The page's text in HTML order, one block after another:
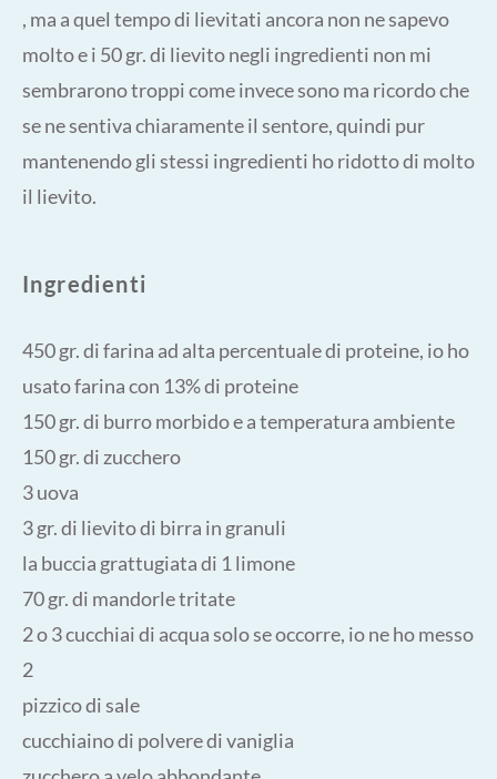
, ma a quel tempo di lievitati ancora non ne sapevo
molto e i 50 gr. di lievito negli ingredienti non mi
sembrarono troppi come invece sono ma ricordo che
se ne sentiva chiaramente il sentore, quindi pur
mantenendo gli stessi ingredienti ho ridotto di molto
il lievito.
Ingredienti
450 gr. di farina ad alta percentuale di proteine, io ho
usato farina con 13% di proteine
150 gr. di burro morbido e a temperatura ambiente
150 gr. di zucchero
3 uova
3 gr. di lievito di birra in granuli
la buccia grattugiata di 1 limone
70 gr. di mandorle tritate
2 o 3 cucchiai di acqua solo se occorre, io ne ho messo
2
pizzico di sale
cucchiaino di polvere di vaniglia